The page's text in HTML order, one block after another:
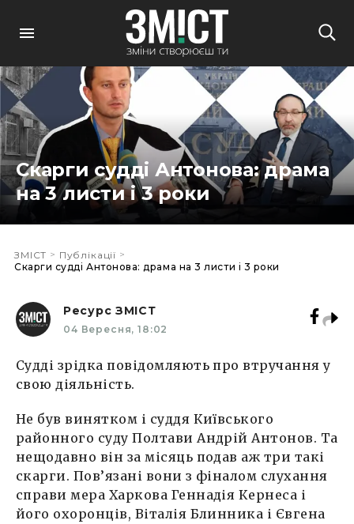
Скарги судді Антонова: драма
на 3 листи і 3 роки
ЗМІСТ > Публікації >
Скарги судді Антонова: драма на 3 листи і 3 роки
Ресурс ЗМІСТ
04 Вересня, 18:02
Судді зрідка повідомляють про втручання у
свою діяльність.
Не був винятком і суддя Київського
районного суду Полтави Андрій Антонов. Та
нещодавно він за місяць подав аж три такі
скарги. Пов’язані вони з фіналом слухання
справи мера Харкова Геннадія Кернеса і
його охоронців, Віталія Блинника і Євгена